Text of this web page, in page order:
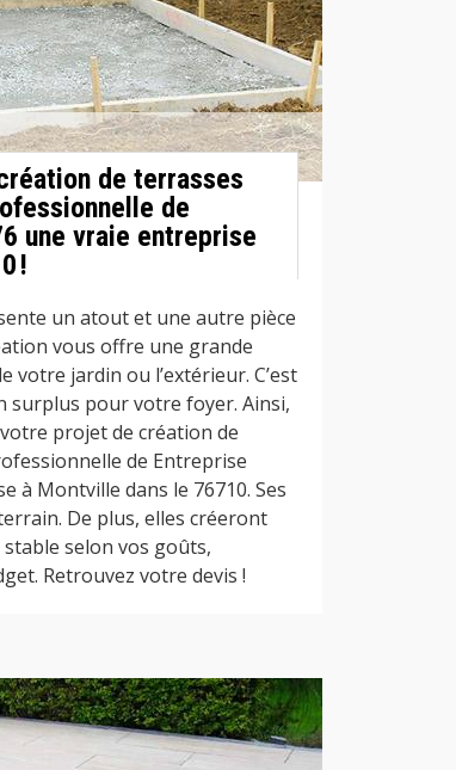
de terrasses
de
une vraie entreprise
!
un atout et une autre pièce
vous offre une grande
votre jardin ou l’extérieur. C’est
surplus pour votre foyer. Ainsi,
projet de création de
de Entreprise
à Montville dans le 76710. Ses
De plus, elles créeront
selon vos goûts,
Retrouvez votre devis !